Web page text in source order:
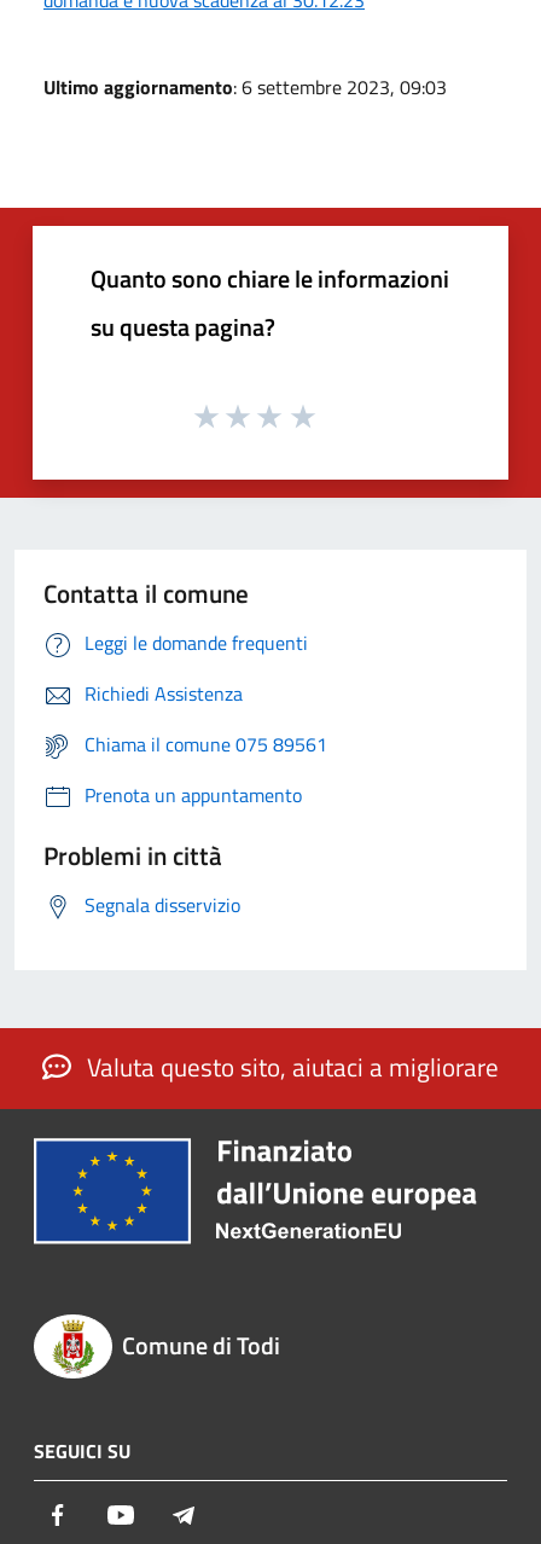
Ultimo aggiornamento: 6 settembre 2023, 09:03
Quanto sono chiare le informazioni
su questa pagina?
Contatta il comune
Leggi le domande frequenti
Richiedi Assistenza
Chiama il comune 075 89561
Prenota un appuntamento
Problemi in città
Segnala disservizio
Valuta questo sito, aiutaci a migliorare
Comune di Todi
SEGUICI SU
Facebook Youtube